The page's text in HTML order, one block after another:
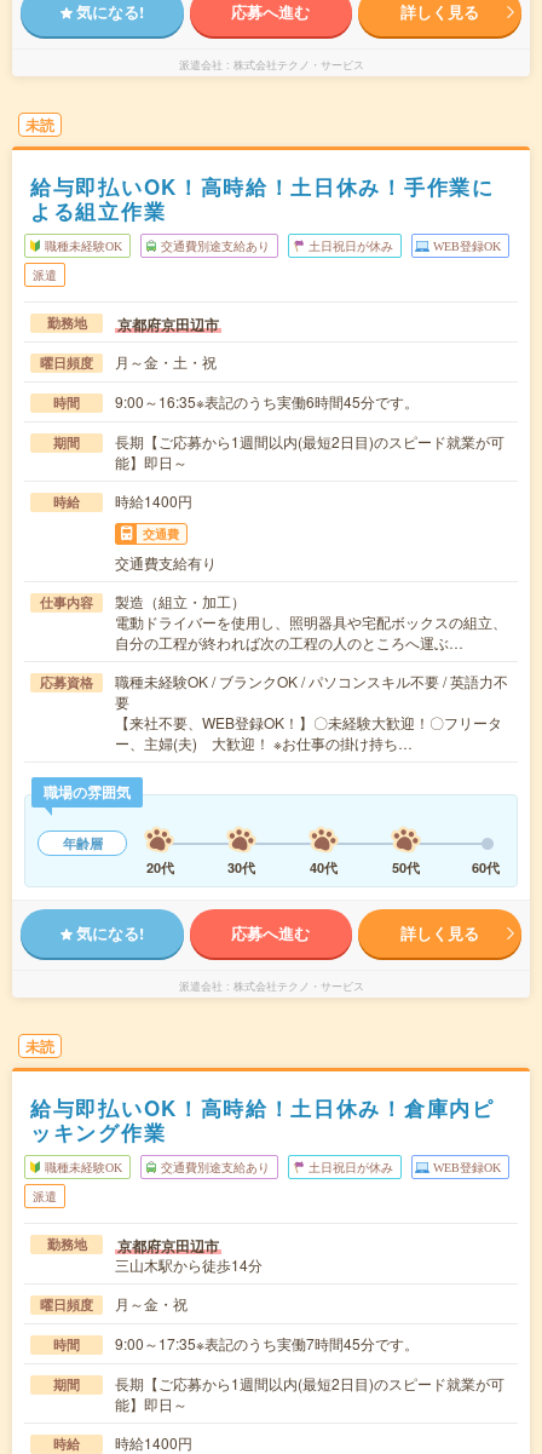
気になる! 応募へ進む 詳しく見る
派遣会社 株式会社テクノ・サービス
未読
給与即払いOK！高時給！土日休み！手作業に
よる組立作業
職種未経験OK 交通費別途支給あり 土日祝日が休み WEB登録OK
派遣
勤務地 京都府京田辺市
曜日頻度 月～金・土・祝
時間 9:00～16:35※表記のうち実働6時間45分です。
期間
長期【ご応募から1週間以内(最短2日目)のスピード就業が可
能】即日～
時給 時給1400円
交通費
交通費支給有り
仕事内容
製造（組立・加工）
電動ドライバーを使用し、照明器具や宅配ボックスの組立、
自分の工程が終われば次の工程の人のところへ運ぶ…
応募資格
職種未経験OK / ブランクOK / パソコンスキル不要 / 英語力不
要
【来社不要、WEB登録OK！】〇未経験大歓迎！〇フリータ
ー、主婦(夫) 大歓迎！ ※お仕事の掛け持ち…
職場の雰囲気
年齢層
20代
30代 40代 50代 60代
気になる! 応募へ進む 詳しく見る
派遣会社 株式会社テクノ・サービス
未読
給与即払いOK！高時給！土日休み！倉庫内ピ
ッキング作業
職種未経験OK 交通費別途支給あり 土日祝日が休み WEB登録OK
派遣
勤務地 京都府京田辺市
三山木駅から徒歩14分
曜日頻度 月～金・祝
時間 9:00～17:35※表記のうち実働7時間45分です。
期間
長期【ご応募から1週間以内(最短2日目)のスピード就業が可
能】即日～
時給 時給1400円